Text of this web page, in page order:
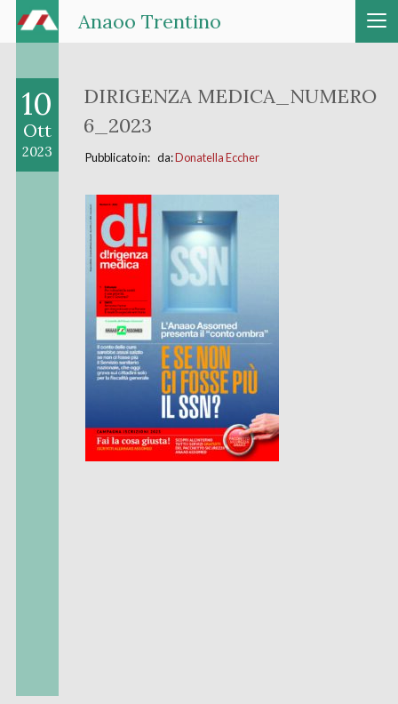
Anaoo Trentino
DIRIGENZA MEDICA_NUMERO
6_2023
10
Ott
2023 Pubblicato in: da:Donatella Eccher